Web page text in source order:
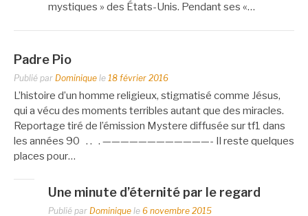
mystiques » des États-Unis. Pendant ses «…
Padre Pio
Publié par Dominique le 18 février 2016
L’histoire d’un homme religieux, stigmatisé comme Jésus,
qui a vécu des moments terribles autant que des miracles.
Reportage tiré de l’émission Mystere diffusée sur tf1 dans
les années 90 . . . ————————————- Il reste quelques
places pour…
Une minute d’éternité par le regard
Publié par Dominique le 6 novembre 2015